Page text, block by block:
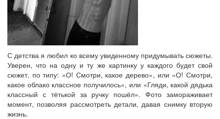
С детства я любил ко всему увиденному придумывать сюжеты.
Уверен, что на одну и ту же картинку у каждого будет свой
сюжет, по типу: «О! Смотри, какое дерево», или «О! Смотри,
какое облако классное получилось», или «Гляди, какой дядька
классный с тётькой за ручку пошёл». Фото замораживает
момент, позволяя рассмотреть детали, давая снимку вторую
жизнь.